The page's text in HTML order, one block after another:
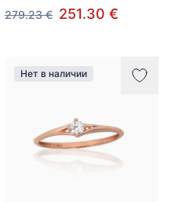
279.23 € 251.30 €
Нет в наличии